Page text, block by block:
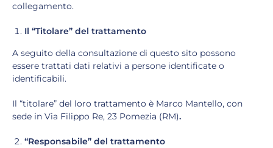
collegamento.
Il “Titolare” del trattamento
A seguito della consultazione di questo sito possono
essere trattati dati relativi a persone identificate o
identificabili.
Il “titolare” del loro trattamento è Marco Mantello, con
sede in Via Filippo Re, 23 Pomezia (RM).
“Responsabile” del trattamento